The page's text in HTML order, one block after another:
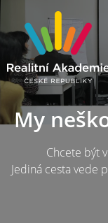
My
Chcete být
Jediná cesta vede